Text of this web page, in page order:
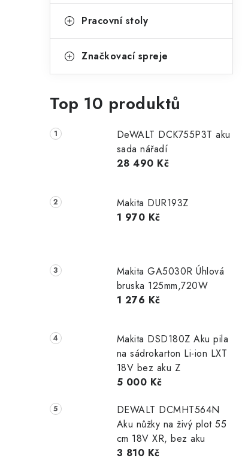
Pracovní stoly
Značkovací spreje
Top 10 produktů
DeWALT DCK755P3T aku
sada nářadí
28 490 Kč
Makita DUR193Z
1 970 Kč
Makita GA5030R Úhlová
bruska 125mm,720W
1 276 Kč
Makita DSD180Z Aku pila
na sádrokarton Li-ion LXT
18V bez aku Z
5 000 Kč
DEWALT DCMHT564N
Aku nůžky na živý plot 55
cm 18V XR, bez aku
3 810 Kč